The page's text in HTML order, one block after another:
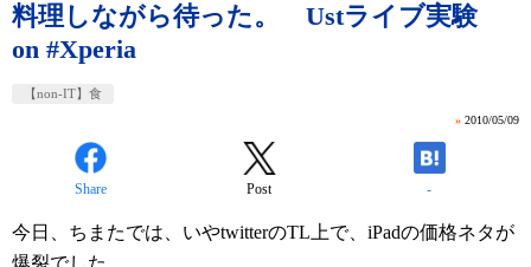
料理しながら待った。 Ustライブ実験
on #Xperia
【non-IT】食
» 2010/05/09
Share Post -
今日、ちまたでは、いやtwitterのTL上で、iPadの価格ネタが
爆裂でした。